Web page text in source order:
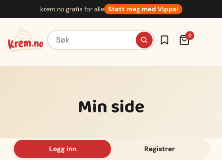
innhold
krem.no gratis for alle Støtt meg med Vipps!
Søk etter oppskrifter 0
Min side
Logg inn Registrer